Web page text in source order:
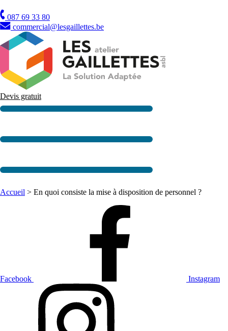
TVA
087 69 33 80
commercial@lesgaillettes.be
Devis gratuit
Accueil > En quoi consiste la mise à disposition de personnel ?
Facebook Instagram